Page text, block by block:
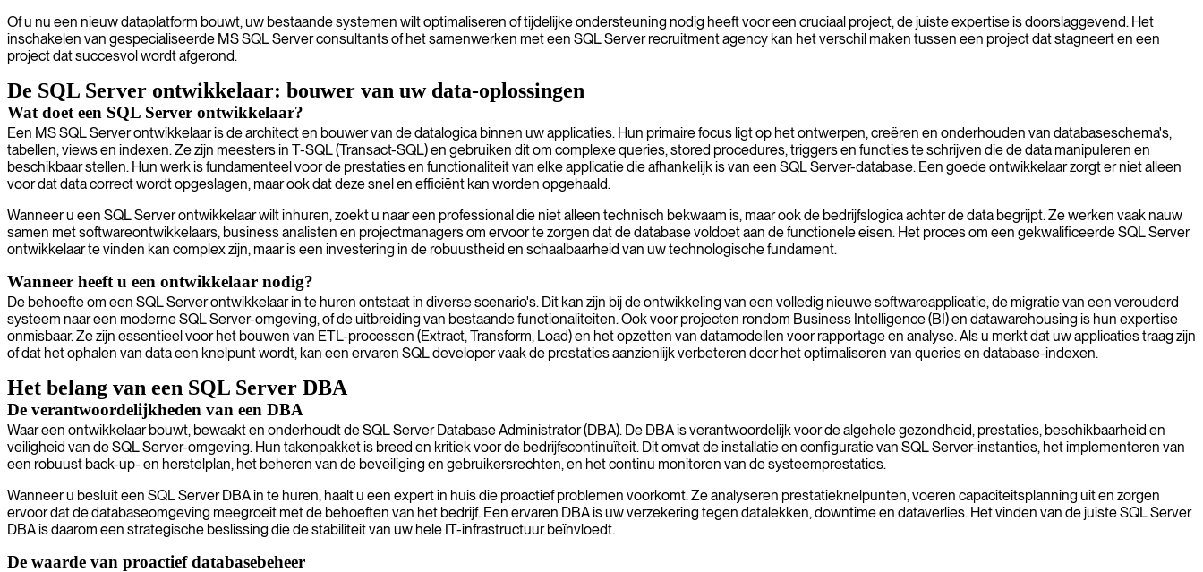
Of u nu een nieuw dataplatform bouwt, uw bestaande systemen wilt optimaliseren of tijdelijke ondersteuning nodig heeft voor een cruciaal project, de juiste expertise is doorslaggevend. Het
inschakelen van gespecialiseerde MS SQL Server consultants of het samenwerken met een SQL Server recruitment agency kan het verschil maken tussen een project dat stagneert en een
project dat succesvol wordt afgerond.
De SQL Server ontwikkelaar: bouwer van uw data-oplossingen
Wat doet een SQL Server ontwikkelaar?
Een MS SQL Server ontwikkelaar is de architect en bouwer van de datalogica binnen uw applicaties. Hun primaire focus ligt op het ontwerpen, creëren en onderhouden van databaseschema's,
tabellen, views en indexen. Ze zijn meesters in T-SQL (Transact-SQL) en gebruiken dit om complexe queries, stored procedures, triggers en functies te schrijven die de data manipuleren en
beschikbaar stellen. Hun werk is fundamenteel voor de prestaties en functionaliteit van elke applicatie die afhankelijk is van een SQL Server-database. Een goede ontwikkelaar zorgt er niet alleen
voor dat data correct wordt opgeslagen, maar ook dat deze snel en efficiënt kan worden opgehaald.
Wanneer u een SQL Server ontwikkelaar wilt inhuren, zoekt u naar een professional die niet alleen technisch bekwaam is, maar ook de bedrijfslogica achter de data begrijpt. Ze werken vaak nauw
samen met softwareontwikkelaars, business analisten en projectmanagers om ervoor te zorgen dat de database voldoet aan de functionele eisen. Het proces om een gekwalificeerde SQL Server
ontwikkelaar te vinden kan complex zijn, maar is een investering in de robuustheid en schaalbaarheid van uw technologische fundament.
Wanneer heeft u een ontwikkelaar nodig?
De behoefte om een SQL Server ontwikkelaar in te huren ontstaat in diverse scenario's. Dit kan zijn bij de ontwikkeling van een volledig nieuwe softwareapplicatie, de migratie van een verouderd
systeem naar een moderne SQL Server-omgeving, of de uitbreiding van bestaande functionaliteiten. Ook voor projecten rondom Business Intelligence (BI) en datawarehousing is hun expertise
onmisbaar. Ze zijn essentieel voor het bouwen van ETL-processen (Extract, Transform, Load) en het opzetten van datamodellen voor rapportage en analyse. Als u merkt dat uw applicaties traag zijn
of dat het ophalen van data een knelpunt wordt, kan een ervaren SQL developer vaak de prestaties aanzienlijk verbeteren door het optimaliseren van queries en database-indexen.
Het belang van een SQL Server DBA
De verantwoordelijkheden van een DBA
Waar een ontwikkelaar bouwt, bewaakt en onderhoudt de SQL Server Database Administrator (DBA). De DBA is verantwoordelijk voor de algehele gezondheid, prestaties, beschikbaarheid en
veiligheid van de SQL Server-omgeving. Hun takenpakket is breed en kritiek voor de bedrijfscontinuïteit. Dit omvat de installatie en configuratie van SQL Server-instanties, het implementeren van
een robuust back-up- en herstelplan, het beheren van de beveiliging en gebruikersrechten, en het continu monitoren van de systeemprestaties.
Wanneer u besluit een SQL Server DBA in te huren, haalt u een expert in huis die proactief problemen voorkomt. Ze analyseren prestatieknelpunten, voeren capaciteitsplanning uit en zorgen
ervoor dat de databaseomgeving meegroeit met de behoeften van het bedrijf. Een ervaren DBA is uw verzekering tegen datalekken, downtime en dataverlies. Het vinden van de juiste SQL Server
DBA is daarom een strategische beslissing die de stabiliteit van uw hele IT-infrastructuur beïnvloedt.
De waarde van proactief databasebeheer